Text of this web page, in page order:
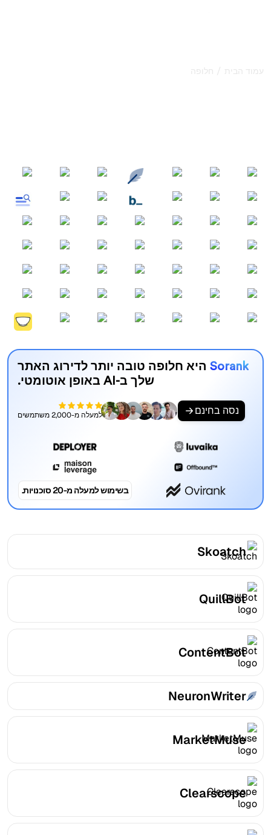
עמוד הבית / חלופה
Sorank היא חלופה טובה יותר לדירוג האתר
שלך ב-AI באופן אוטומטי.
נסה בחינם למעלה מ-2,000 משתמשים
בשימוש למעלה מ-20 סוכנויות.
Skoatch
QuillBot
ContentBot
NeuronWriter
MarketMuse
Clearscope